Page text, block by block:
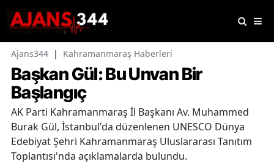
Ajans344 | Kahramanmaraş Haberleri
Başkan Gül: Bu Unvan Bir
Başlangıç
AK Parti Kahramanmaraş İl Başkanı Av. Muhammed
Burak Gül, İstanbul'da düzenlenen UNESCO Dünya
Edebiyat Şehri Kahramanmaraş Uluslararası Tanıtım
Toplantısı'nda açıklamalarda bulundu.